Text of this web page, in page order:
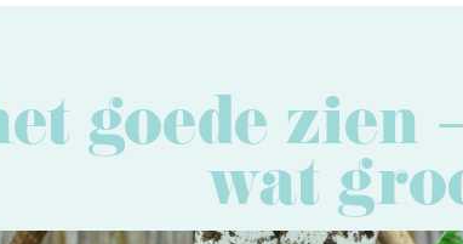
goede zien
wat